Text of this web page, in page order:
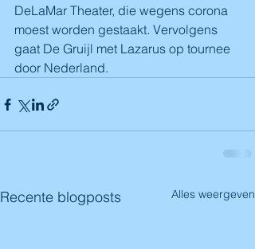
DeLaMar Theater, die wegens corona
moest worden gestaakt. Vervolgens
gaat De Gruijl met Lazarus op tournee
door Nederland.
Recente blogposts Alles weergeven